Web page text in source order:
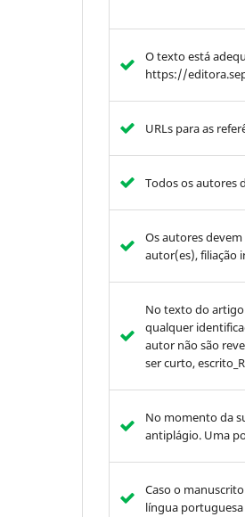
O texto está
https://
URLs para as
Todos os autores
Os autores
autor(es), filiação
No texto do
qualquer
autor não são
ser curto,
No momento da
antiplágio. Uma
Caso o
língua